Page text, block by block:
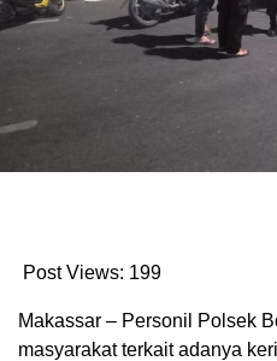
Post Views: 199
Makassar – Personil Polsek
masyarakat terkait adanya